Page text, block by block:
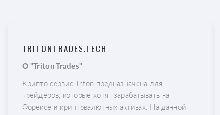
TRITONTRADES.TECH
О "Triton Trades"
Крипто сервис Triton предназначена для
трейдеров, которые хотят зарабатывать на
Форексе и криптовалютных активах. На данной